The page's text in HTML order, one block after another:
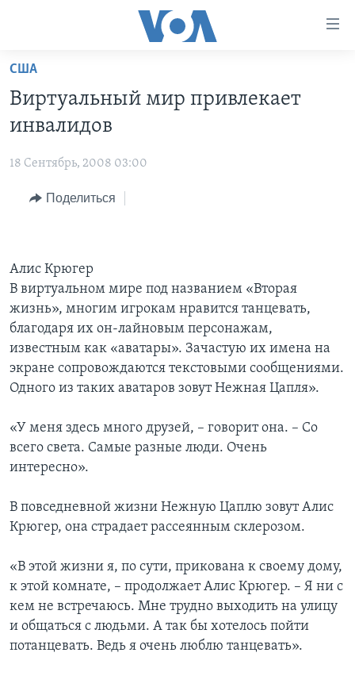
Перейти
основной
контент
навигации
поиск
ПРОГРАММЫ
НОВОСТИ ЗА МИНУТУ
ИТОГИ
ДЕТАЛИ
НЬЮ-ЙОРК NEW YORK
АМЕРИКА. БОЛЬШОЕ ПУТЕШЕСТВИЕ
УЧИМ АНГЛИЙСКИЙ
НАША АМЕРИКАНСКАЯ ИСТОРИЯ
АМЕРИКАНСКИЕ ГОРОДКИ
ТЕСТЫ
ЭКСПЕРТИЗА
ИНТЕРВЬЮ
УЧИМ АНГЛИЙСКИЙ
ВИДЕО
ПОДПИСКА НА НОВОСТИ
Learning English
СОЦИАЛЬНЫЕ СЕТИ
Языки
США
Виртуальный мир привлекает
инвалидов
18 Сентябрь, 2008 03:00
Поделиться
Алис Крюгер
В виртуальном мире под названием «Вторая
жизнь», многим игрокам нравится танцевать,
благодаря их он-лайновым персонажам,
известным как «аватары». Зачастую их имена на
экране сопровождаются текстовыми сообщениями.
Одного из таких аватаров зовут Нежная Цапля».
«У меня здесь много друзей, – говорит она. – Со
всего света. Самые разные люди. Очень
интересно».
В повседневной жизни Нежную Цаплю зовут Алис
Крюгер, она страдает рассеянным склерозом.
«В этой жизни я, по сути, прикована к своему дому,
к этой комнате, – продолжает Алис Крюгер. – Я ни с
кем не встречаюсь. Мне трудно выходить на улицу
и общаться с людьми. А так бы хотелось пойти
потанцевать. Ведь я очень люблю танцевать».